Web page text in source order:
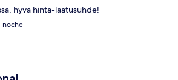
hyvä hinta-laatusuhde!
noche